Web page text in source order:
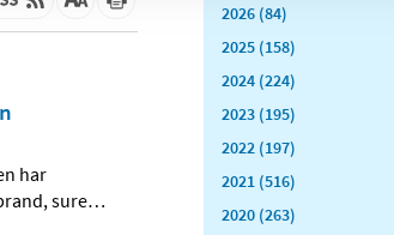
har
sure…
2026 (84)
2025 (158)
2024 (224)
2023 (195)
2022 (197)
2021 (516)
2020 (263)